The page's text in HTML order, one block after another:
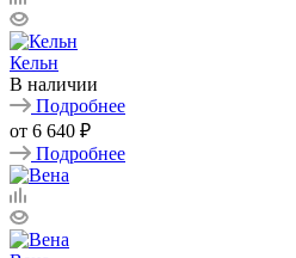
Кельн
В наличии
Подробнее
от 6 640 ₽
Подробнее